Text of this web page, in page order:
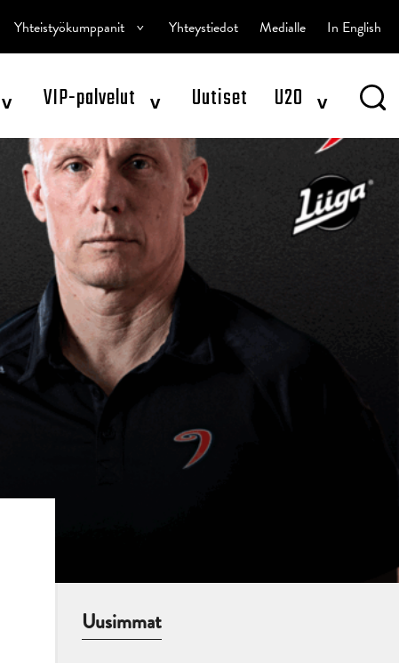
^ VIP-palvelut ^ Uutiset U20 ^
Yhteistyökumppanit ^ Yhteystiedot Medialle In English
Uusimmat